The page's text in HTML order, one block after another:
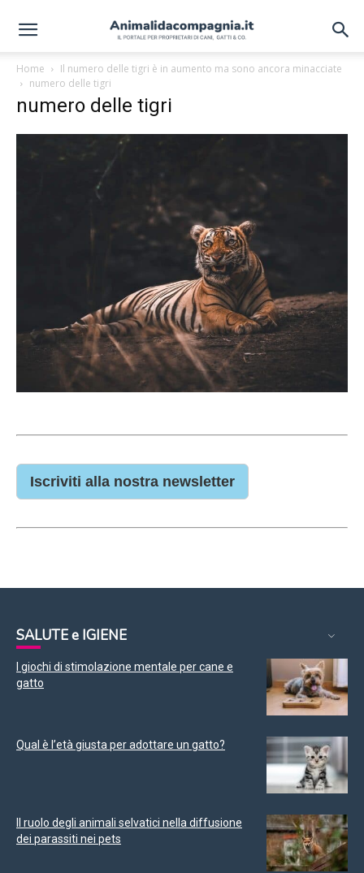
Home
Il numero delle tigri è in aumento ma sono ancora minacciate
numero delle tigri
numero delle tigri
Iscriviti alla nostra newsletter
SALUTE e IGIENE
I giochi di stimolazione mentale per cane e
gatto
Qual è l’età giusta per adottare un gatto?
Il ruolo degli animali selvatici nella diffusione
dei parassiti nei pets